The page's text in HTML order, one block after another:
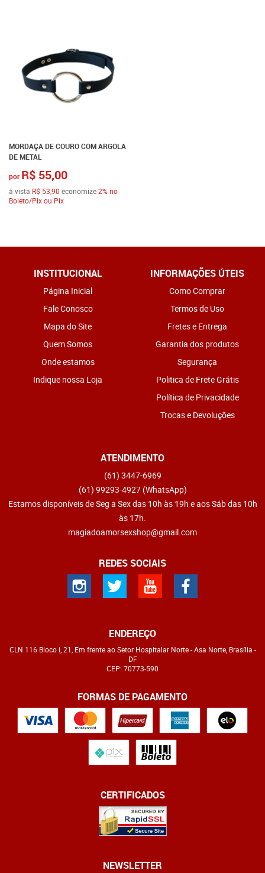
MORDAÇA DE COURO COM ARGOLA
DE METAL
por R$ 55,00
à vista R$ 53,90 economize2%no
Boleto/Pix ou Pix
INSTITUCIONAL
Página Inicial
Fale Conosco
Mapa do Site
Quem Somos
Onde estamos
Indique nossa Loja
INFORMAÇÕES ÚTEIS
Como Comprar
Termos de Uso
Fretes e Entrega
Garantia dos produtos
Segurança
Politica de Frete Grátis
Política de Privacidade
Trocas e Devoluções
ATENDIMENTO
(61) 3447-6969
(61) 99293-4927 (WhatsApp)
Estamos disponíveis de Seg a Sex das 10h às 19h e aos Sáb das 10h
às 17h.
magiadoamorsexshop@gmail.com
REDES SOCIAIS
ENDEREÇO
CLN 116 Bloco i, 21, Em frente ao Setor Hospitalar Norte-Asa Norte, Brasília -
DF
CEP: 70773-590
FORMAS DE PAGAMENTO
CERTIFICADOS
NEWSLETTER